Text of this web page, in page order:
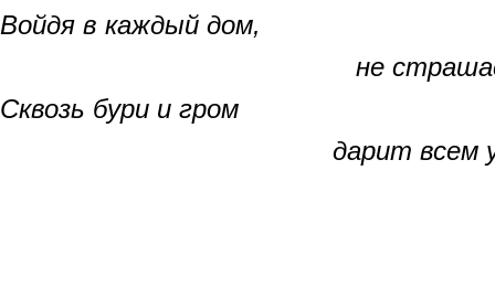
Войдя в каждый дом,
не страшась
Сквозь бури и гром
дарит всем